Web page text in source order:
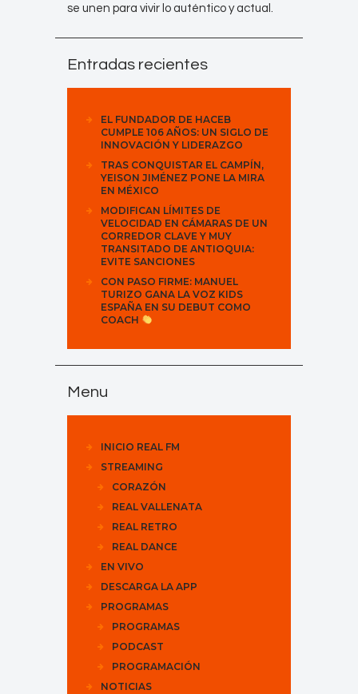
se unen para vivir lo auténtico y actual.
Entradas recientes
EL FUNDADOR DE HACEB
CUMPLE 106 AÑOS: UN SIGLO DE
INNOVACIÓN Y LIDERAZGO
TRAS CONQUISTAR EL CAMPÍN,
YEISON JIMÉNEZ PONE LA MIRA
EN MÉXICO
MODIFICAN LÍMITES DE
VELOCIDAD EN CÁMARAS DE UN
CORREDOR CLAVE Y MUY
TRANSITADO DE ANTIOQUIA:
EVITE SANCIONES
CON PASO FIRME: MANUEL
TURIZO GANA LA VOZ KIDS
ESPAÑA EN SU DEBUT COMO
COACH
Menu
INICIO REAL FM
STREAMING
CORAZÓN
REAL VALLENATA
REAL RETRO
REAL DANCE
EN VIVO
DESCARGA LA APP
PROGRAMAS
PROGRAMAS
PODCAST
PROGRAMACIÓN
NOTICIAS